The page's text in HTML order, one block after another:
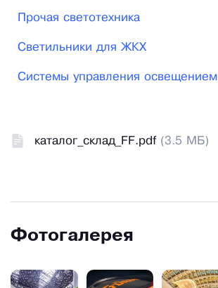
Прочая светотехника
Светильники для ЖКХ
Системы управления освещением
каталог_склад_FF.pdf (3.5 МБ)
Фотогалерея